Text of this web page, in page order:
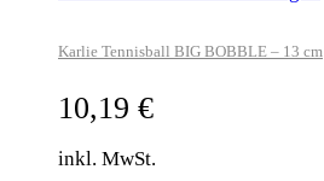
Karlie Tennisball BIG BOBBLE – 13 cm
10,19 €
inkl. MwSt.